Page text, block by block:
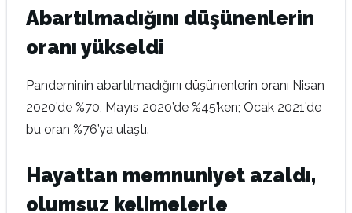
Abartılmadığını düşünenlerin
oranı yükseldi
Pandeminin abartılmadığını düşünenlerin oranı Nisan
2020’de %70, Mayıs 2020’de %45’ken; Ocak 2021’de
bu oran %76’ya ulaştı.
Hayattan memnuniyet azaldı,
olumsuz kelimelerle